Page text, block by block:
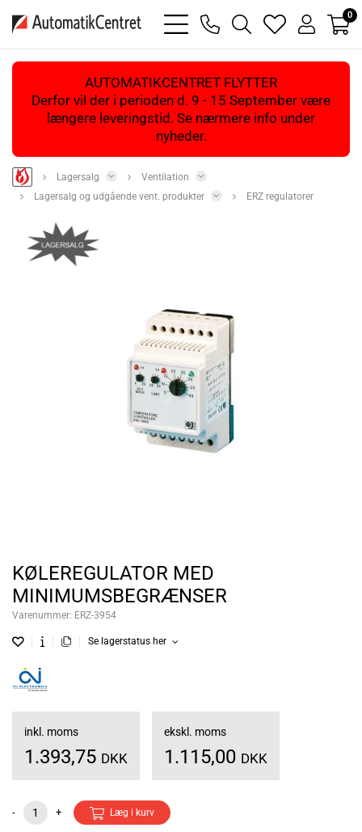
bars
light
phone
magnifying
glass
heart
light
user
light
0
AUTOMATIKCENTRET FLYTTER
Derfor vil der i perioden d. 9 - 15 September være
længere leveringstid. Se nærmere info under
nyheder.
Lagersalg
Ventilation
Lagersalg og udgående vent. produkter
ERZ regulatorer
KØLEREGULATOR MED
MINIMUMSBEGRÆNSER
Varenummer: ERZ-3954
Se lagerstatus her
inkl. moms
1.393,75 DKK
ekskl. moms
1.115,00 DKK
- + Læg i kurv